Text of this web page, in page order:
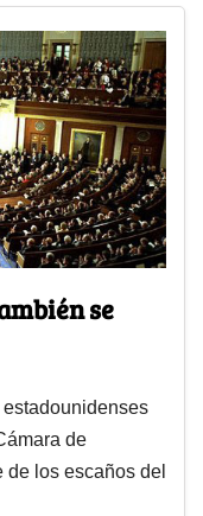
se
de
de los escaños del